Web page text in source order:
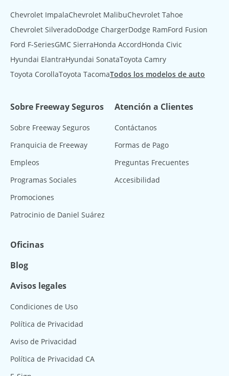
Chevrolet ImpalaChevrolet MalibuChevrolet Tahoe
Chevrolet SilveradoDodge ChargerDodge RamFord Fusion
Ford F-SeriesGMC SierraHonda AccordHonda Civic
Hyundai ElantraHyundai SonataToyota Camry
Toyota CorollaToyota TacomaTodos los modelos de auto
Sobre Freeway Seguros
Sobre Freeway Seguros
Franquicia de Freeway
Empleos
Programas Sociales
Promociones
Patrocinio de Daniel Suárez
Atención a Clientes
Contáctanos
Formas de Pago
Preguntas Frecuentes
Accesibilidad
Oficinas
Blog
Avisos legales
Condiciones de Uso
Política de Privacidad
Aviso de Privacidad
Política de Privacidad CA